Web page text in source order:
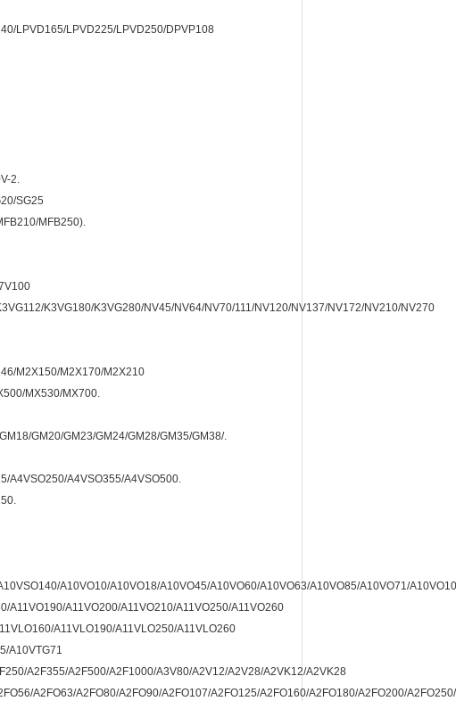
LPVD165/LPVD225/LPVD250/DPVP108
2.
SG25
MFB250).
K3VG180/K3VG280/NV45/NV64/NV70/111/NV120/NV137/NV172/NV210/NV270
M2X150/M2X170/M2X210
MX530/MX700.
GM20/GM23/GM24/GM28/GM35/GM38/.
A4VSO250/A4VSO355/A4VSO500.
A10VO10/A10VO18/A10VO45/A10VO60/A10VO63/A10VO85/A10VO71/
A11VO190/A11VO200/A11VO210/A11VO250/A11VO260
A11VLO190/A11VLO250/A11VLO260
A10VTG71
A2F355/A2F500/A2F1000/A3V80/A2V12/A2V28/A2VK12/A2VK28
A2FO63/A2FO80/A2FO90/A2FO107/A2FO125/A2FO160/A2FO180/A2FO200/